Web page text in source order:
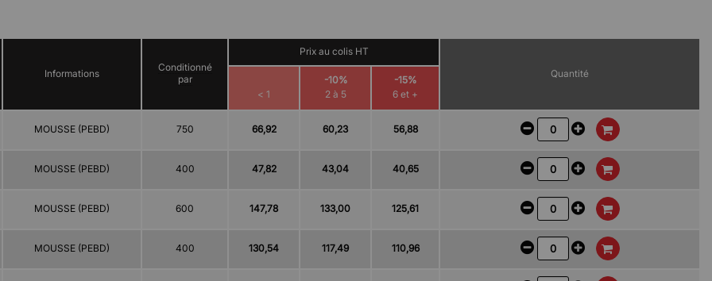
Informations
Conditionné
par
Prix au colis HT
Quantité
< 1
-10%
2 à 5
-15%
6 et +
MOUSSE (PEBD) 750 66,92 60,23 56,88
MOUSSE (PEBD) 400 47,82 43,04 40,65
MOUSSE (PEBD) 600 147,78 133,00 125,61
MOUSSE (PEBD) 400 130,54 117,49 110,96